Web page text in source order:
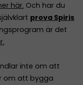
här. Och har du
prova Spiris
är det
inte om att
om att bygga